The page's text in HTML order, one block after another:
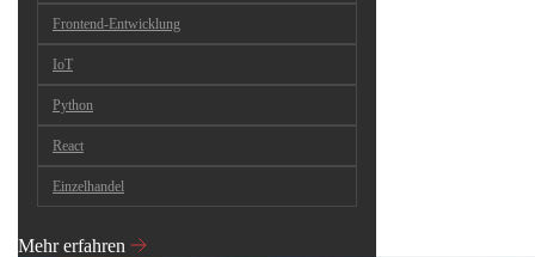
Frontend-Entwicklung
IoT
Python
React
Einzelhandel
Mehr erfahren